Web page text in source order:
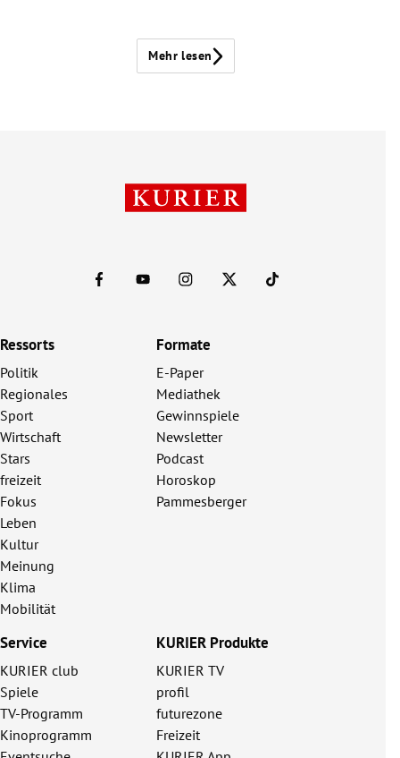
Mehr lesen
Ressorts
Politik
Regionales
Sport
Wirtschaft
Stars
freizeit
Fokus
Leben
Kultur
Meinung
Klima
Mobilität
Formate
E-Paper
Mediathek
Gewinnspiele
Newsletter
Podcast
Horoskop
Pammesberger
Service
KURIER club
Spiele
TV-Programm
Kinoprogramm
KURIER Produkte
KURIER TV
profil
futurezone
Freizeit